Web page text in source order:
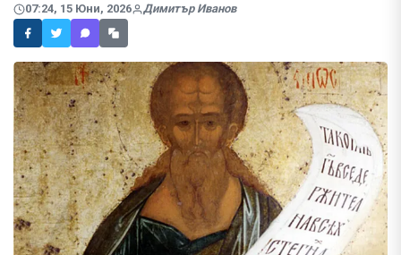
07:24, 15 Юни, 2026 Димитър Иванов